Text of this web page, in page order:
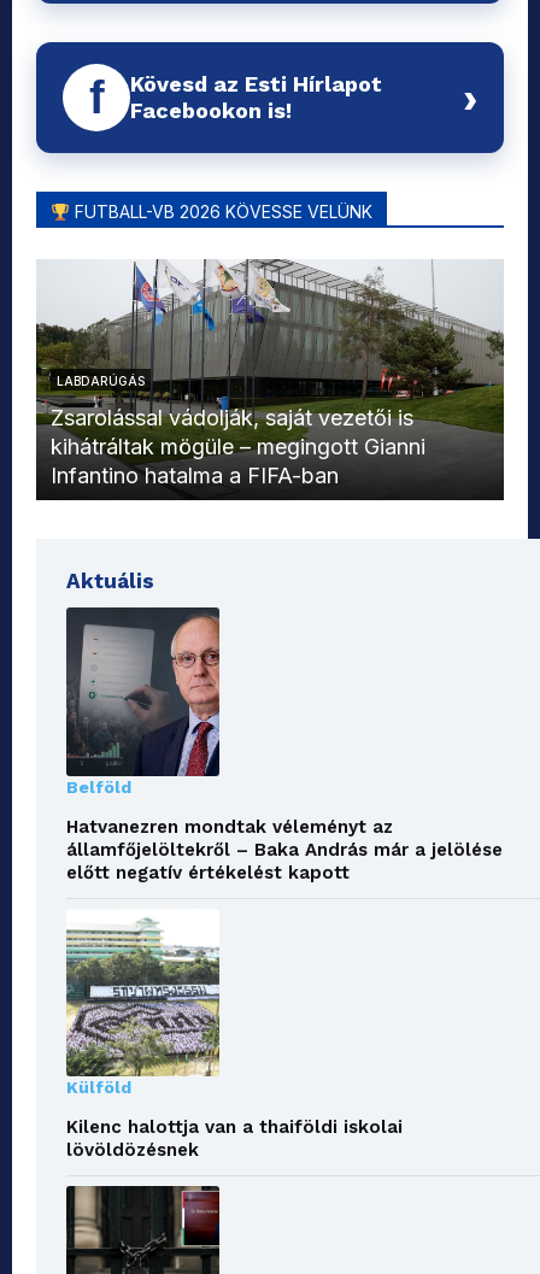
f
Kövesd az Esti Hírlapot
Facebookon is!
›
FUTBALL-VB 2026 KÖVESSE VELÜNK
LABDARÚGÁS
Zsarolással vádolják, saját vezetői is
kihátráltak mögüle – megingott Gianni
Infantino hatalma a FIFA-ban
Aktuális
Belföld
Hatvanezren mondtak véleményt az
államfőjelöltekről – Baka András már a jelölése
előtt negatív értékelést kapott
Külföld
Kilenc halottja van a thaiföldi iskolai
lövöldözésnek